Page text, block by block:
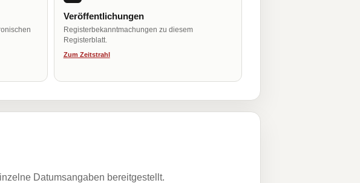
Veröffentlichungen
Registerbekanntmachungen zu diesem
Registerblatt.
Zum Zeitstrahl
Datumsangaben bereitgestellt.